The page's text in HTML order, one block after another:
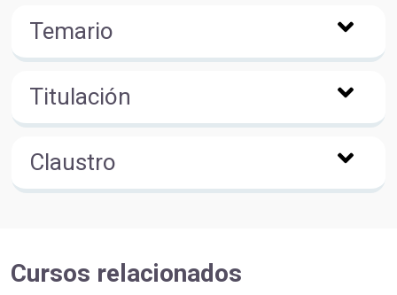
Temario
Titulación
Claustro
Cursos relacionados